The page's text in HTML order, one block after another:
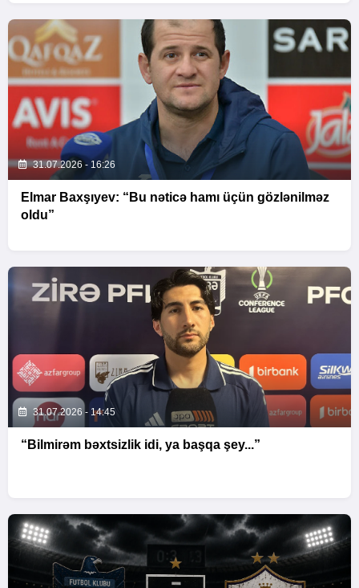
31.07.2026 - 16:26
Elmar Baxşıyev: “Bu nəticə hamı üçün gözlənilməz
oldu”
31.07.2026 - 14:45
“Bilmirəm bəxtsizlik idi, ya başqa şey...”